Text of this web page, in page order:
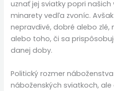
uznať jej sviatky popri
minarety vedľa zvoníc.
nepravdivé, dobré alebo zlé,
alebo toho, či sa
danej doby.
Politický rozmer
náboženských sviatkoch,